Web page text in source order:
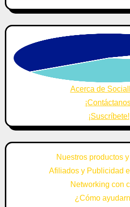
Acerca de
¡Suscríbete!
Nuestros productos
Afiliados y Publicidad
Networking con
¿Cómo